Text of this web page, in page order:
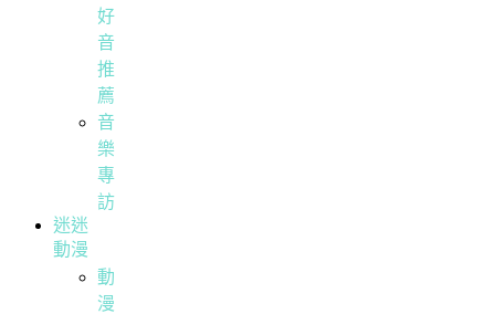
好
音
推
薦
音
樂
專
訪
迷迷
動漫
動
漫